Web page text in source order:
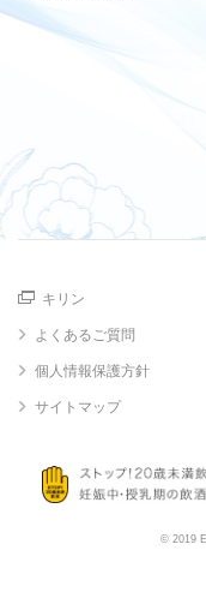
キリン
よくあるご質問
個人情報保護方針
サイトマップ
© 2019